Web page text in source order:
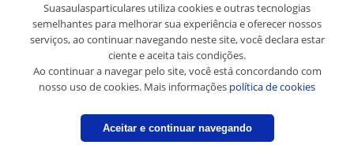
305915opiniões de alunos
© 2007 - 2026 Suas aulas particulares
Mapa do site:Professores particulares
Suasaulasparticulares utiliza cookies e outras tecnologias
semelhantes para melhorar sua experiência e oferecer nossos
serviços, ao continuar navegando neste site, você declara estar
ciente e aceita tais condições.
Ao continuar a navegar pelo site, você está concordando com
nosso uso de cookies. Mais informações política de cookies
Aceitar e continuar navegando